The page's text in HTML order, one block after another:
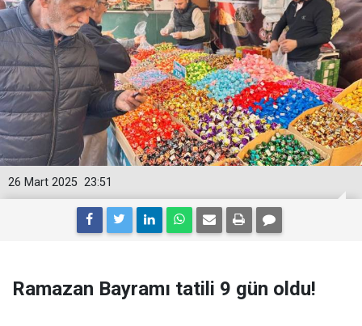
23:51
26 Mart 2025
Ramazan Bayramı tatili 9 gün oldu!